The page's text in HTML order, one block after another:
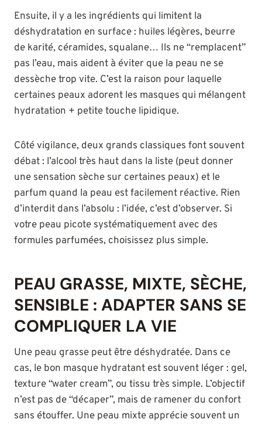
Ensuite, il y a les ingrédients qui limitent la
déshydratation en surface : huiles légères, beurre
de karité, céramides, squalane… Ils ne “remplacent”
pas l’eau, mais aident à éviter que la peau ne se
dessèche trop vite. C’est la raison pour laquelle
certaines peaux adorent les masques qui mélangent
hydratation + petite touche lipidique.
Côté vigilance, deux grands classiques font souvent
débat : l’alcool très haut dans la liste (peut donner
une sensation sèche sur certaines peaux) et le
parfum quand la peau est facilement réactive. Rien
d’interdit dans l’absolu : l’idée, c’est d’observer. Si
votre peau picote systématiquement avec des
formules parfumées, choisissez plus simple.
PEAU GRASSE, MIXTE, SÈCHE,
SENSIBLE : ADAPTER SANS SE
COMPLIQUER LA VIE
Une peau grasse peut être déshydratée. Dans ce
cas, le bon masque hydratant est souvent léger : gel,
texture “water cream”, ou tissu très simple. L’objectif
n’est pas de “décaper”, mais de ramener du confort
sans étouffer. Une peau mixte apprécie souvent un